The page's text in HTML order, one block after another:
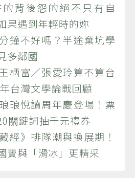
背後怨的絕不只有自
果遇到年輕時的妳
鐘不好嗎？半途棄坑學
多鄰國
柄富／張愛玲算不算台
台灣文學論戰回顧
琅悅讀周年慶登場！票
關鍵詞抽千元禮券
》排隊潮與換展期！
寶與「滑冰」更精采